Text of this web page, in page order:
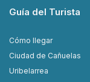
Guía del Turista
Cómo llegar
Ciudad de Cañuelas
Uribelarrea